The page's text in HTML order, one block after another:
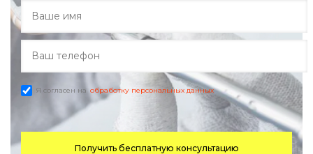
Я согласен на обработку персональных данных
Получить бесплатную консультацию